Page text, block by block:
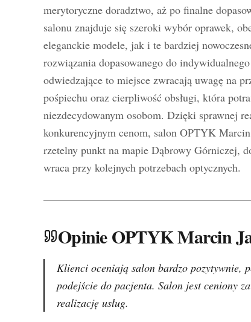
merytoryczne doradztwo, aż po finalne
salonu znajduje się szeroki wybór oprawek,
eleganckie modele, jak i te bardziej
rozwiązania dopasowanego do
odwiedzające to miejsce zwracają uwagę na
pośpiechu oraz cierpliwość obsługi, która
niezdecydowanym osobom. Dzięki sprawnej
konkurencyjnym cenom, salon OPTYK
rzetelny punkt na mapie Dąbrowy Górniczej,
wraca przy kolejnych potrzebach optycznych.
Opinie OPTYK Marcin
Klienci oceniają salon bardzo pozytywnie,
podejście do pacjenta. Salon jest ceniony
realizację usług.